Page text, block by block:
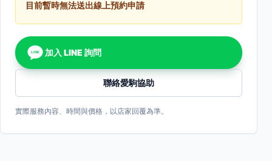
目前暫時無法送出線上預約申請
LINE 加入 LINE 詢問
聯絡愛駒協助
實際服務內容、時間與價格，以店家回覆為準。